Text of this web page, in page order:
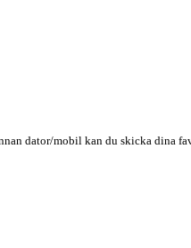
dator/mobil kan du skicka